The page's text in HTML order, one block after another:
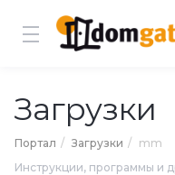
Загрузки
Портал Загрузки
mm
Инструкции, программы и